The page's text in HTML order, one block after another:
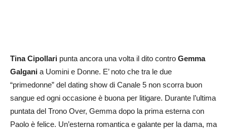
Tina Cipollari punta ancora una volta il dito contro Gemma
Galgani a Uomini e Donne. E’ noto che tra le due
“primedonne” del dating show di Canale 5 non scorra buon
sangue ed ogni occasione è buona per litigare. Durante l’ultima
puntata del Trono Over, Gemma dopo la prima esterna con
Paolo è felice. Un’esterna romantica e galante per la dama, ma